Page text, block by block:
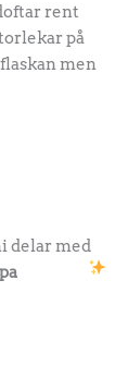
rent
på
men
delar med